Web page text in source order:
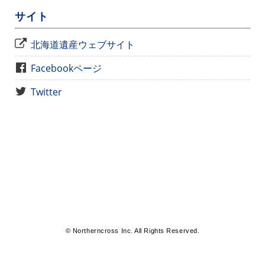
サイト
北海道遺産ウェブサイト
Facebookページ
Twitter
© Northerncross Inc. All Rights Reserved.